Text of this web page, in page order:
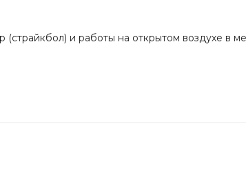
(страйкбол) и работы на открытом воздухе в